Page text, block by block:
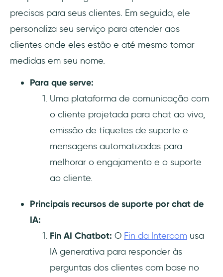
precisas para seus clientes. Em seguida, ele
personaliza seu serviço para atender aos
clientes onde eles estão e até mesmo tomar
medidas em seu nome.
Para que serve:
Uma plataforma de comunicação com
o cliente projetada para chat ao vivo,
emissão de tíquetes de suporte e
mensagens automatizadas para
melhorar o engajamento e o suporte
ao cliente.
Principais recursos de suporte por chat de
IA:
Fin AI Chatbot: O Fin da Intercom usa
IA generativa para responder às
perguntas dos clientes com base no